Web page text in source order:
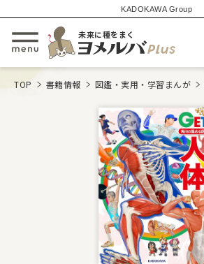
KADOKAWA Group
メニューを開閉する
未来に種をまく
TOP 書籍情報 図鑑・実用・学習まんが